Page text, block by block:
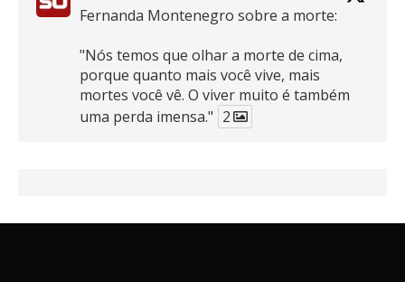
Fernanda Montenegro sobre a morte:
"Nós temos que olhar a morte de cima,
porque quanto mais você vive, mais
mortes você vê. O viver muito é também
uma perda imensa." 2